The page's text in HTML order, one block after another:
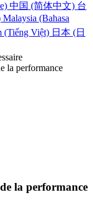
中国 (简体中文) 台
Malaysia (Bahasa
(Tiếng Việt) 日本 (日
la performance
la performance